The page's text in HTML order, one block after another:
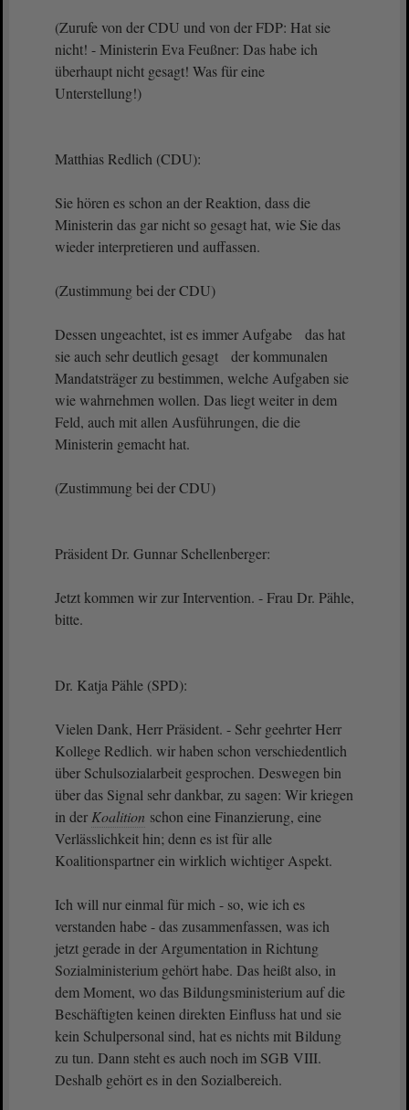
(Zurufe von der CDU und von der FDP: Hat sie
nicht! - Ministerin Eva Feußner: Das habe ich
überhaupt nicht gesagt! Was für eine
Unterstellung!)
Matthias Redlich (CDU):
Sie hören es schon an der Reaktion, dass die
Ministerin das gar nicht so gesagt hat, wie Sie das
wieder interpretieren und auffassen.
(Zustimmung bei der CDU)
Dessen ungeachtet, ist es immer Aufgabe das hat
sie auch sehr deutlich gesagt der kommunalen
Mandatsträger zu bestimmen, welche Aufgaben sie
wie wahrnehmen wollen. Das liegt weiter in dem
Feld, auch mit allen Ausführungen, die die
Ministerin gemacht hat.
(Zustimmung bei der CDU)
Präsident Dr. Gunnar Schellenberger:
Jetzt kommen wir zur Intervention. - Frau Dr. Pähle,
bitte.
Dr. Katja Pähle (SPD):
Vielen Dank, Herr Präsident. - Sehr geehrter Herr
Kollege Redlich. wir haben schon verschiedentlich
über Schulsozialarbeit gesprochen. Deswegen bin
über das Signal sehr dankbar, zu sagen: Wir kriegen
in der Koalition schon eine Finanzierung, eine
Verlässlichkeit hin; denn es ist für alle
Koalitionspartner ein wirklich wichtiger Aspekt.
Ich will nur einmal für mich - so, wie ich es
verstanden habe - das zusammenfassen, was ich
jetzt gerade in der Argumentation in Richtung
Sozialministerium gehört habe. Das heißt also, in
dem Moment, wo das Bildungsministerium auf die
Beschäftigten keinen direkten Einfluss hat und sie
kein Schulpersonal sind, hat es nichts mit Bildung
zu tun. Dann steht es auch noch im SGB VIII.
Deshalb gehört es in den Sozialbereich.